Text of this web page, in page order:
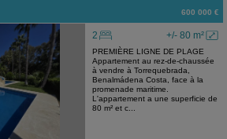
600 000 €
+/- 80 m²
2
PREMIÈRE LIGNE DE PLAGE
Appartement au rez-de-chaussée
à vendre à Torrequebrada,
Benalmádena Costa, face à la
promenade maritime.
L'appartement a une superficie de
80 m² et c...